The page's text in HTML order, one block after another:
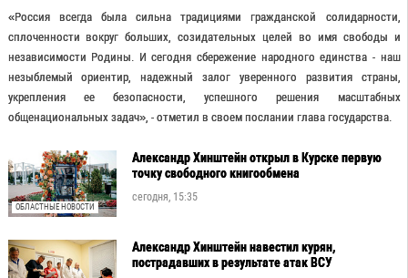
«Россия всегда была сильна традициями гражданской солидарности,
сплоченности вокруг больших, созидательных целей во имя свободы и
независимости Родины. И сегодня сбережение народного единства - наш
незыблемый ориентир, надежный залог уверенного развития страны,
укрепления ее безопасности, успешного решения масштабных
общенациональных задач», - отметил в своем послании глава государства.
ОБЛАСТНЫЕ НОВОСТИ
Александр Хинштейн открыл в Курске первую
точку свободного книгообмена
сегодня, 15:35
Александр Хинштейн навестил курян,
пострадавших в результате атак ВСУ